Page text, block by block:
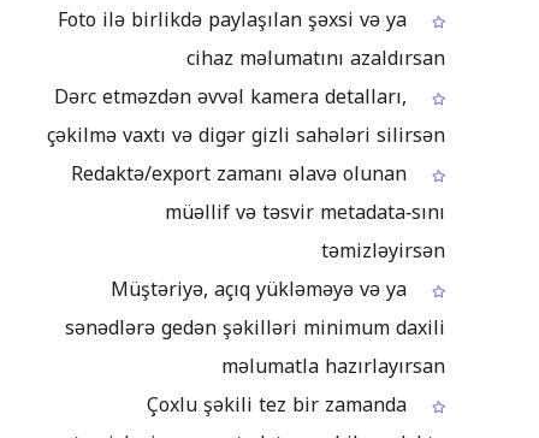
Foto ilə birlikdə paylaşılan şəxsi və ya
cihaz məlumatını azaldırsan
Dərc etməzdən əvvəl kamera detalları,
çəkilmə vaxtı və digər gizli sahələri silirsən
Redaktə/export zamanı əlavə olunan
müəllif və təsvir metadata‑sını
təmizləyirsən
Müştəriyə, açıq yükləməyə və ya
sənədlərə gedən şəkilləri minimum daxili
məlumatla hazırlayırsan
Çoxlu şəkili tez bir zamanda